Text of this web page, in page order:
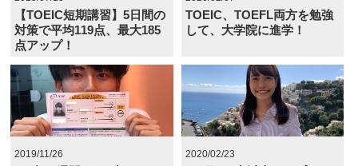
【TOEIC短期講習】5日間の
対策で平均119点、最大185
点アップ！
TOEIC、TOEFL両方を勉強
して、大学院に進学！
2019/11/26 2020/02/23